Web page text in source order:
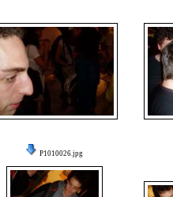
P1010026.jpg